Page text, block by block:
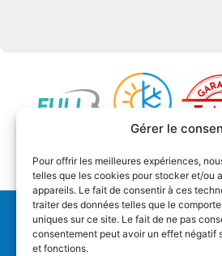
Gérer le
Pour offrir les meilleures expériences,
telles que les cookies pour stocker et/ou
appareils. Le fait de consentir à ces
traiter des données telles que le
uniques sur ce site. Le fait de ne pas
consentement peut avoir un effet négatif
et fonctions.
Distribution